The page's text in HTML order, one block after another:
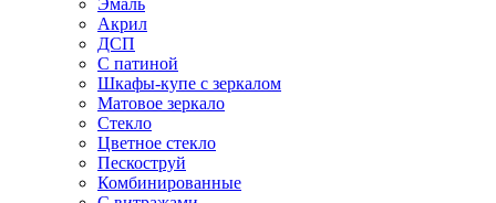
Эмаль
Акрил
ДСП
С патиной
Шкафы-купе с зеркалом
Матовое зеркало
Стекло
Цветное стекло
Пескоструй
Комбинированные